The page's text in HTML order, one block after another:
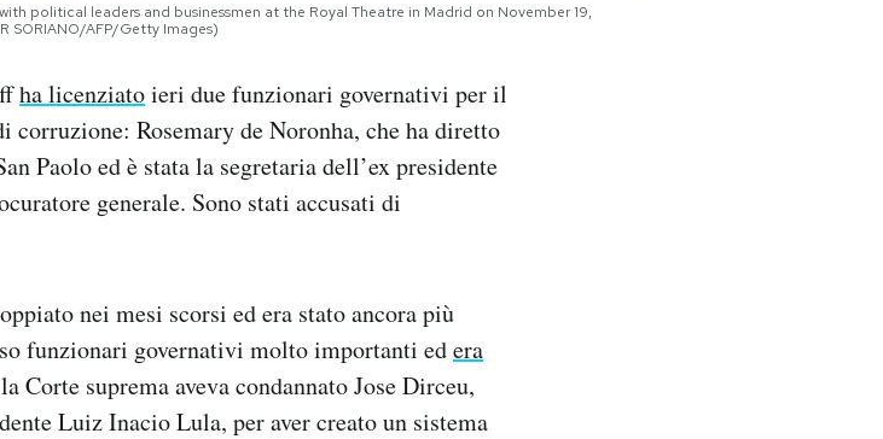
political leaders and businessmen at the Royal Theatre in Madrid on November 19,
SORIANO/AFP/Getty Images)
ha licenziatoieri due funzionari governativi per il
Rosemary de Noronha, che ha diretto
Paolo ed è stata la segretaria dell’ex presidente
generale. Sono stati accusati di
nei mesi scorsi ed era stato ancora più
funzionari governativi molto importanti edera
Corte suprema aveva condannato Jose Dirceu,
Luiz Inacio Lula, per aver creato un sistema